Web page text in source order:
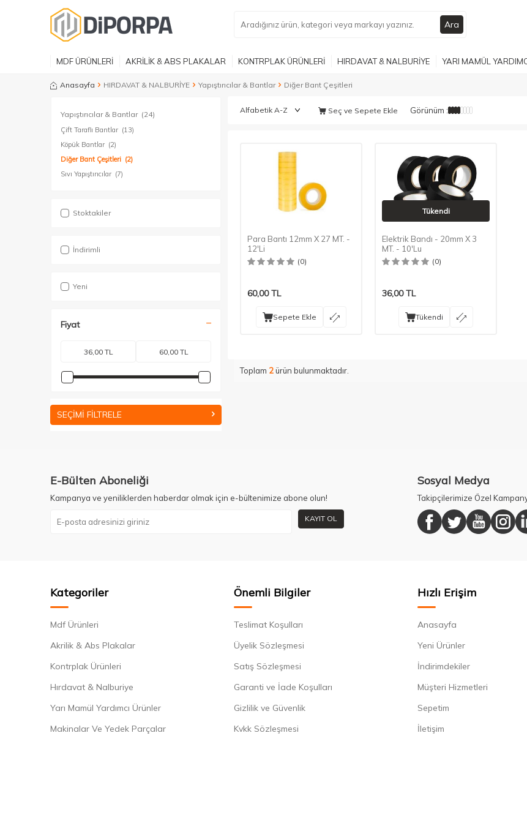
Ara
MDF ÜRÜNLERİ AKRİLİK & ABS PLAKALAR KONTRPLAK ÜRÜNLERİ HIRDAVAT & NALBURİYE YARI MAMÜL
Anasayfa HIRDAVAT & NALBURİYE Yapıştırıcılar & Bantlar Diğer Bant Çeşitleri
Yapıştırıcılar & Bantlar (24)
Çift Taraflı Bantlar (13)
Köpük Bantlar (2)
Diğer Bant Çeşitleri (2)
Sıvı Yapıştırıcılar (7)
Stoktakiler
İndirimli
Yeni
Fiyat
SEÇIMI FILTRELE
Seç ve Sepete Ekle Görünüm :
Para Bantı 12mm X 27 MT. -
12'Li
(0)
60,00TL
Sepete Ekle
Tükendi
Elektrik Bandı - 20mm X 3
MT. - 10'Lu
(0)
36,00TL
Tükendi
Toplam 2ürün bulunmaktadır.
E-Bülten Aboneliği
Kampanya ve yeniliklerden haberdar olmak için e-bültenimize abone olun!
KAYIT OL
Sosyal Medya
Takipçilerimize Özel
Kategoriler
Mdf Ürünleri
Akrilik & Abs Plakalar
Kontrplak Ürünleri
Hırdavat & Nalburiye
Yarı Mamül Yardımcı Ürünler
Makinalar Ve Yedek Parçalar
Önemli Bilgiler
Teslimat Koşulları
Üyelik Sözleşmesi
Satış Sözleşmesi
Garanti ve İade Koşulları
Gizlilik ve Güvenlik
Kvkk Sözleşmesi
Hızlı Erişim
Anasayfa
Yeni Ürünler
İndirimdekiler
Müşteri Hizmetleri
Sepetim
İletişim